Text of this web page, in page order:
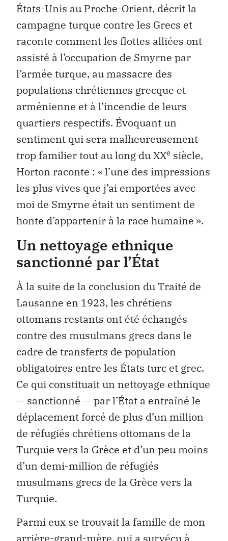
États-Unis au Proche-Orient, décrit la
campagne turque contre les Grecs et
raconte comment les flottes alliées ont
assisté à l’occupation de Smyrne par
l’armée turque, au massacre des
populations chrétiennes grecque et
arménienne et à l’incendie de leurs
quartiers respectifs. Évoquant un
sentiment qui sera malheureusement
trop familier tout au long du XXe siècle,
Horton raconte : « l’une des impressions
les plus vives que j’ai emportées avec
moi de Smyrne était un sentiment de
honte d’appartenir à la race humaine ».
Un nettoyage ethnique
sanctionné par l’État
À la suite de la conclusion du Traité de
Lausanne en 1923, les chrétiens
ottomans restants ont été échangés
contre des musulmans grecs dans le
cadre de transferts de population
obligatoires entre les États turc et grec.
Ce qui constituait un nettoyage ethnique
— sanctionné — par l’État a entraîné le
déplacement forcé de plus d’un million
de réfugiés chrétiens ottomans de la
Turquie vers la Grèce et d’un peu moins
d’un demi-million de réfugiés
musulmans grecs de la Grèce vers la
Turquie.
Parmi eux se trouvait la famille de mon
arrière-grand-mère, qui a survécu à